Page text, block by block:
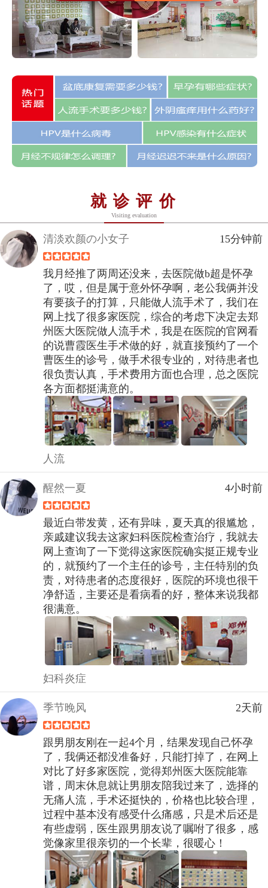
就诊评价
Visiting evaluation
清淡欢颜の小女子 15分钟前
我月经推了两周还没来，去医院做b超是怀孕
了，哎，但是属于意外怀孕啊，老公我俩并没
有要孩子的打算，只能做人流手术了，我们在
网上找了很多家医院，综合的考虑下决定去郑
州医大医院做人流手术，我是在医院的官网看
的说曹霞医生手术做的好，就直接预约了一个
曹医生的诊号，做手术很专业的，对待患者也
很负责认真，手术费用方面也合理，总之医院
各方面都挺满意的。
人流
醒然一夏 4小时前
最近白带发黄，还有异味，夏天真的很尴尬，
亲戚建议我去这家妇科医院检查治疗，我就去
网上查询了一下觉得这家医院确实挺正规专业
的，就预约了一个主任的诊号，主任特别的负
责，对待患者的态度很好，医院的环境也很干
净舒适，主要还是看病看的好，整体来说我都
很满意。
妇科炎症
季节晚风 2天前
跟男朋友刚在一起4个月，结果发现自己怀孕
了，我俩还都没准备好，只能打掉了，在网上
对比了好多家医院，觉得郑州医大医院能靠
谱，周末休息就让男朋友陪我过来了，选择的
无痛人流，手术还挺快的，价格也比较合理，
过程中基本没有感受什么痛感，只是术后还是
有些虚弱，医生跟男朋友说了嘱咐了很多，感
觉像家里很亲切的一个长辈，很暖心！